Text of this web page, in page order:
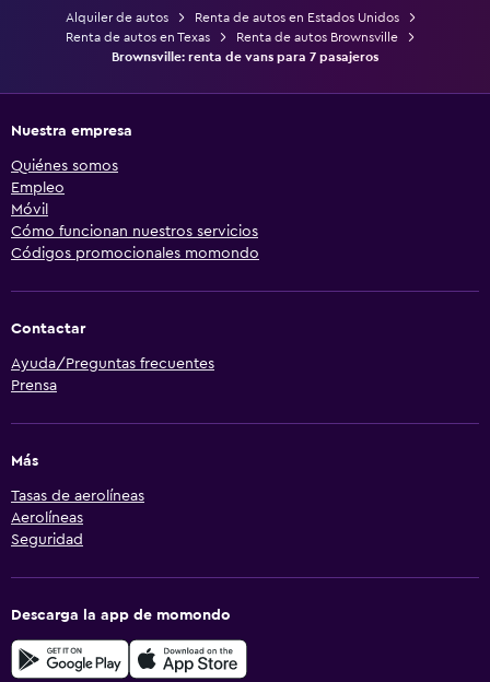
Alquiler de autos
Renta de autos en Estados Unidos
Renta de autos en Texas
Renta de autos Brownsville
Brownsville: renta de vans para 7 pasajeros
Nuestra empresa
Quiénes somos
Empleo
Móvil
Cómo funcionan nuestros servicios
Códigos promocionales momondo
Contactar
Ayuda/Preguntas frecuentes
Prensa
Más
Tasas de aerolíneas
Aerolíneas
Seguridad
Descarga la app de momondo